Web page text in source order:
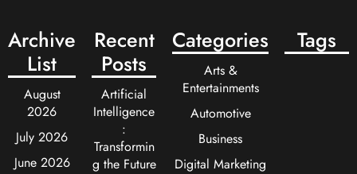
Archive
List
August
2026
July 2026
June 2026
Recent
Posts
Artificial
Intelligence
:
Transformin
g the Future
Categories
Arts &
Entertainments
Automotive
Business
Digital Marketing
Tags